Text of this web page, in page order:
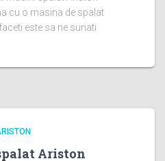
cu o masina de spalat
este sa ne sunati
Ariston